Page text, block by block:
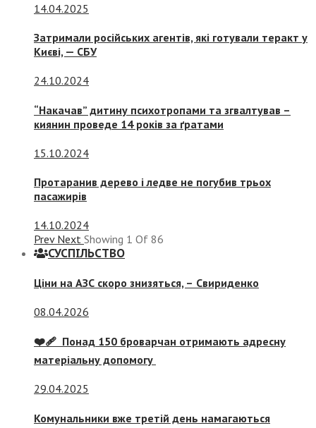
14.04.2025
Затримали російських агентів, які готували теракт у
Києві, — СБУ
24.10.2024
“Накачав” дитину психотропами та згвалтував –
киянин проведе 14 років за ґратами
15.10.2024
Протаранив дерево і ледве не погубив трьох
пасажирів
14.10.2024
Prev Next Showing 1 Of 86
СУСПIЛЬСТВО
Ціни на АЗС скоро знизяться, – Свириденко
08.04.2026
❤️‍🩹 Понад 150 броварчан отримають адресну
матеріальну допомогу
29.04.2025
Комунальники вже третій день намагаються